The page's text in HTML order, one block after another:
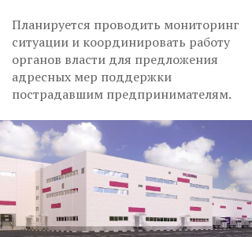
Планируется проводить мониторинг
ситуации и координировать работу
органов власти для предложения
адресных мер поддержки
пострадавшим предпринимателям.